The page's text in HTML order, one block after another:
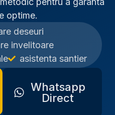
optime.
deseuri
invelitoare
asistenta santier
Whatsapp
Direct